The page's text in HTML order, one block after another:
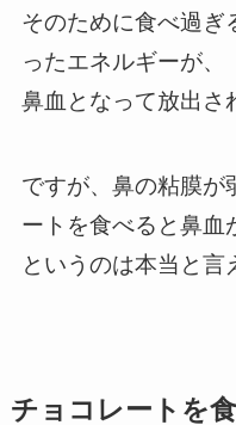
そのために食べ過ぎ
ったエネルギーが、
鼻血となって放出さ
ですが、鼻の粘膜が
ートを食べると鼻血
というのは本当と言
チョコレートを